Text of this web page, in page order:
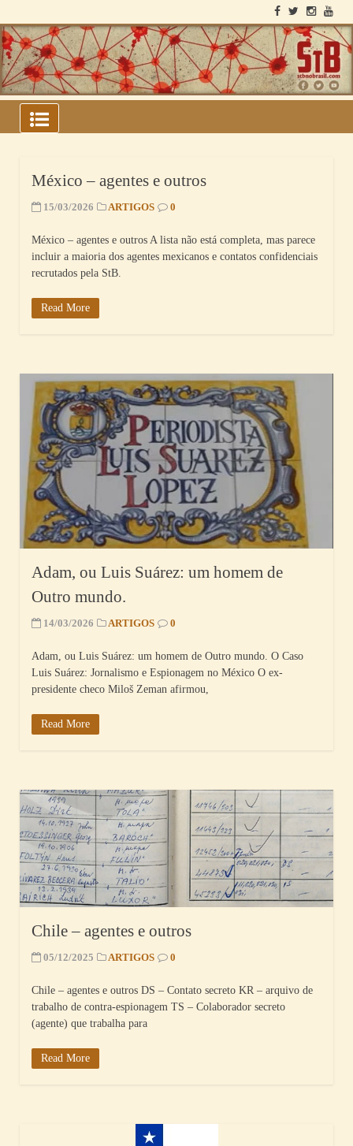
ARQUIVOS DO BLOCO
SOVIÉTICO
México – agentes e outros
15/03/2026 ARTIGOS 0
México – agentes e outros A lista não está completa, mas parece
incluir a maioria dos agentes mexicanos e contatos confidenciais
recrutados pela StB.
Read More
Adam, ou Luis Suárez: um homem de
Outro mundo.
14/03/2026 ARTIGOS 0
Adam, ou Luis Suárez: um homem de Outro mundo. O Caso
Luis Suárez: Jornalismo e Espionagem no México O ex-
presidente checo Miloš Zeman afirmou,
Read More
Chile – agentes e outros
05/12/2025 ARTIGOS 0
Chile – agentes e outros DS – Contato secreto KR – arquivo de
trabalho de contra-espionagem TS – Colaborador secreto
(agente) que trabalha para
Read More